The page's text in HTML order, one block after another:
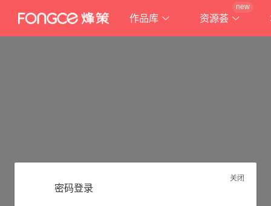
作品库 资源荟
new
关闭
密码登录